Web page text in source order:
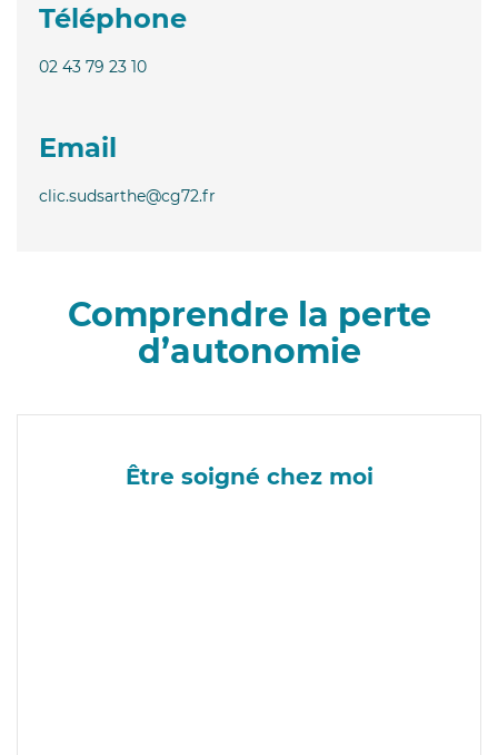
Téléphone
02 43 79 23 10
Email
clic.sudsarthe@cg72.fr
Comprendre la perte
d’autonomie
Être soigné chez moi